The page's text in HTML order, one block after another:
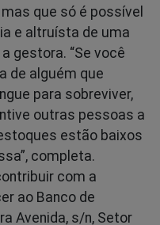
que só é possível
e altruísta de uma
gestora. “Se você
de alguém que
para sobreviver,
outras pessoas a
estão baixos
completa.
com a
ao Banco de
Avenida, s/n, Setor